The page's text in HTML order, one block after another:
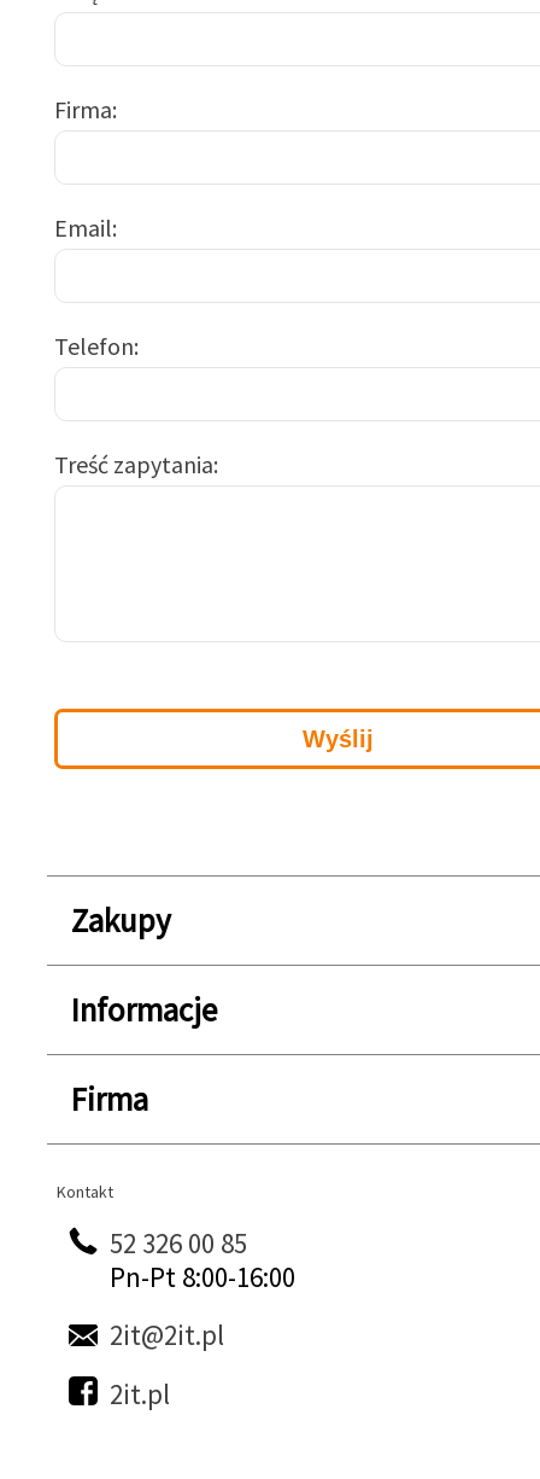
Firma
Email
Telefon
Treść zapytania
Zakupy
Informacje
Firma
Kontakt
Kontakt
52 326 00 85
Pn-Pt 8:00-16:00
2it@2it.pl
2it.pl